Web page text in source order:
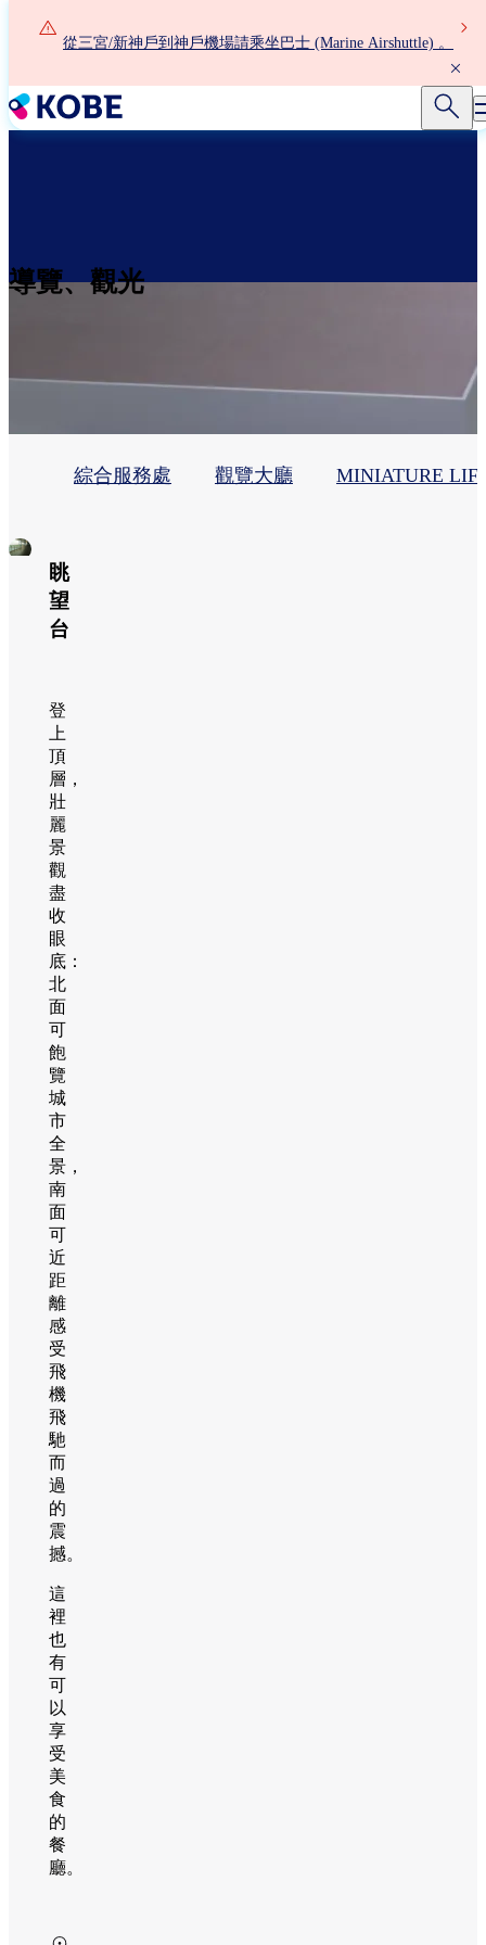
內
容
從三宮/新神戶到神戶機場請乘坐巴士 (Marine Airshuttle) 。
導覽、觀光
綜合服務處 觀覽大廳 MINIATURE
眺
望
台
登
上
頂
層，
壯
麗
景
觀
盡
收
眼
底：
北
面
可
飽
覽
城
市
全
景，
南
面
可
近
距
離
感
受
飛
機
飛
馳
而
過
的
震
撼。
這
裡
也
有
可
以
享
受
美
食
的
餐
廳。